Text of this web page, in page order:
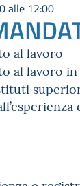
alle 12:00
al lavoro
al lavoro